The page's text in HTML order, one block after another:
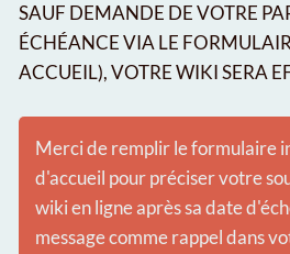
SAUF DEMANDE DE VOTRE
ÉCHÉANCE VIA LE
ACCUEIL), VOTRE WIKI SERA
Merci de remplir le formulaire
d'accueil pour préciser votre
wiki en ligne après sa date
message comme rappel dans